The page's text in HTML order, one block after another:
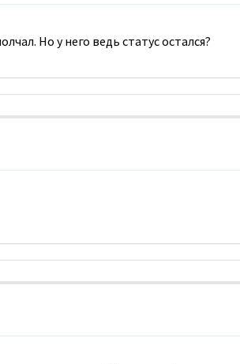
Но у него ведь статус остался?